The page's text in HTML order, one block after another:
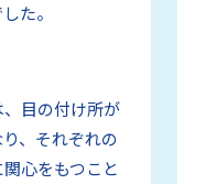
た。
目の付け所が
、それぞれの
心をもつこと